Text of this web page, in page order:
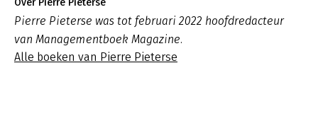
Over Pierre Pieterse
Pierre Pieterse was tot februari 2022 hoofdredacteur
van Managementboek Magazine.
Alle boeken van Pierre Pieterse